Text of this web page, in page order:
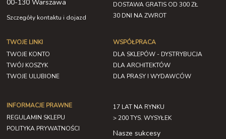
00-130 Warszawa
Szczegóły kontaktu i dojazd
DOSTAWA GRATIS OD 300 ZŁ
30 DNI NA ZWROT
TWOJE LINKI
TWOJE KONTO
TWÓJ KOSZYK
TWOJE ULUBIONE
INFORMACJE PRAWNE
REGULAMIN SKLEPU
POLITYKA PRYWATNOŚCI
WSPÓŁPRACA
DLA SKLEPÓW - DYSTRYBUCJA
DLA ARCHITEKTÓW
DLA PRASY I WYDAWCÓW
17 LAT NA RYNKU
> 200 TYS. WYSYŁEK
Nasze sukcesy